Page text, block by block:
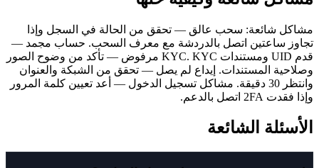
مشاكل شائعة: سحب عالق — تحقق من الحالة في السجل وإذا
تجاوز ساعتين اتصل بالدردشة مع معرف السحب. حساب مجمد —
قدم UID ومستندات KYC. KYC مرفوض — تأكد من وضوح الصور
وصلاحية المستندات. إيداع لم يصل — تحقق من الشبكة والعنوان
وانتظر 30 دقيقة. مشاكل تسجيل الدخول — أعد تعيين كلمة المرور
وإذا فقدت 2FA اتصل بالدعم.
الأسئلة الشائعة